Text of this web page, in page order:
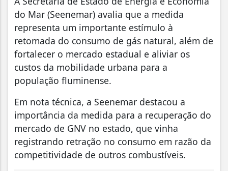
do Mar (Seenemar) avalia que a medida
representa um importante estímulo à
retomada do consumo de gás natural, além de
fortalecer o mercado estadual e aliviar os
custos da mobilidade urbana para a
população fluminense.
Em nota técnica, a Seenemar destacou a
importância da medida para a recuperação do
mercado de GNV no estado, que vinha
registrando retração no consumo em razão da
competitividade de outros combustíveis.